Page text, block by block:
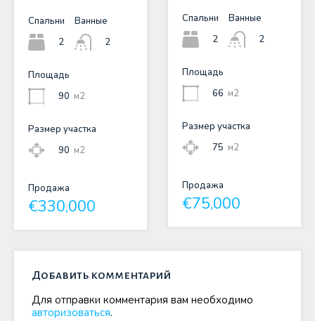
Спальни
2
Ванные
2
Площадь
90 м2
Размер участка
90 м2
Продажа
€330,000
Спальни
2
Ванные
2
Площадь
66 м2
Размер участка
75 м2
Продажа
€75,000
Добавить комментарий
Для отправки комментария вам необходимо
авторизоваться.